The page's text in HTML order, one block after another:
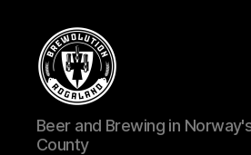
BREWOLUTION
ROGALAND
Beer and Brewing in
County